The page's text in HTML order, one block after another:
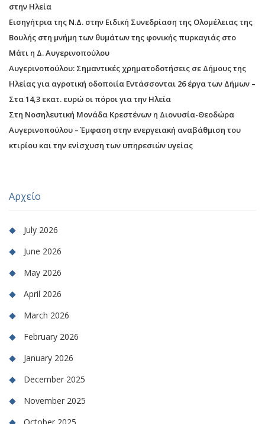
στην Ηλεία
Εισηγήτρια της Ν.Δ. στην Ειδική Συνεδρίαση της Ολομέλειας της
Βουλής στη μνήμη των θυμάτων της φονικής πυρκαγιάς στο
Μάτι η Δ. Αυγερινοπούλου
Αυγερινοπούλου: Σημαντικές χρηματοδοτήσεις σε Δήμους της
Ηλείας για αγροτική οδοποιία Εντάσσονται 26 έργα των Δήμων –
Στα 14,3 εκατ. ευρώ οι πόροι για την Ηλεία
Στη Νοσηλευτική Μονάδα Κρεστένων η Διονυσία-Θεοδώρα
Αυγερινοπούλου – Έμφαση στην ενεργειακή αναβάθμιση του
κτιρίου και την ενίσχυση των υπηρεσιών υγείας
Αρχείο
July 2026
June 2026
May 2026
April 2026
March 2026
February 2026
January 2026
December 2025
November 2025